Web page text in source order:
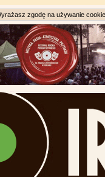
zgodę na używanie